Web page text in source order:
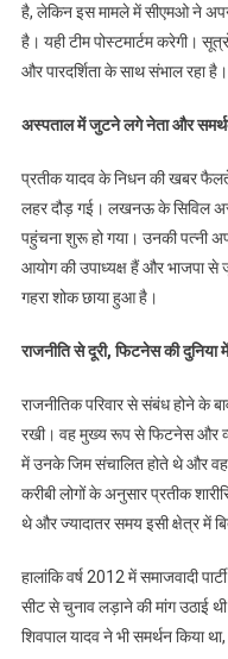
है, लेकिन इस मामले में सीएमओ ने
है। यही टीम पोस्टमार्टम करेगी।
और पारदर्शिता के साथ संभाल रहा है।
अस्पताल में जुटने लगे नेता और
प्रतीक यादव के निधन की खबर
लहर दौड़ गई। लखनऊ के सिविल
पहुंचना शुरू हो गया। उनकी पत्नी
आयोग की उपाध्यक्ष हैं और भाजपा से
गहरा शोक छाया हुआ है।
राजनीति से दूरी, फिटनेस की
राजनीतिक परिवार से संबंध होने के
रखी। वह मुख्य रूप से फिटनेस और
में उनके जिम संचालित होते थे और
करीबी लोगों के अनुसार प्रतीक
थे और ज्यादातर समय इसी क्षेत्र में
हालांकि वर्ष 2012 में समाजवादी
सीट से चुनाव लड़ाने की मांग उठाई
शिवपाल यादव ने भी समर्थन किया